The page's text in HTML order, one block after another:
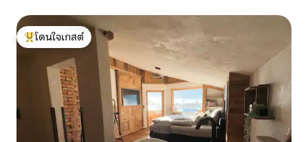
โดนใจเกสต์ที่สุด
โดนใจเกสต์